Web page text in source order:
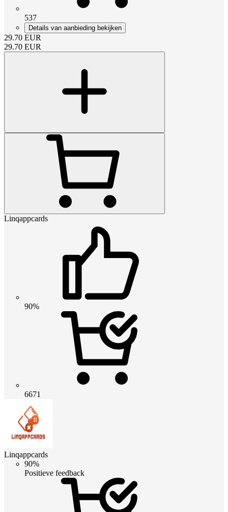
537
Details van aanbieding bekijken
29.70 EUR
29.70 EUR
Linqappcards
90%
6671
Linqappcards
90%
Positieve feedback